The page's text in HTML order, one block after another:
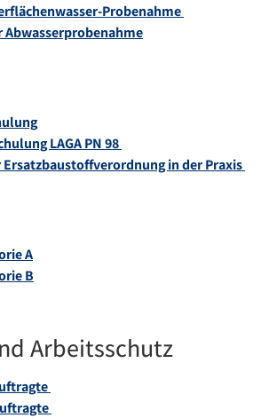
Probenahme
Abwasserprobenahme
LAGA PN 98
Ersatzbaustoffverordnung in der Praxis
A
B
Arbeitsschutz